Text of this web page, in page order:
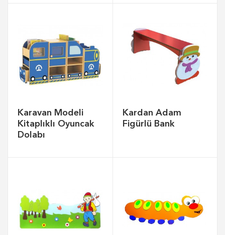
Karavan Modeli
Kitaplıklı Oyuncak
Dolabı
Kardan Adam
Figürlü Bank